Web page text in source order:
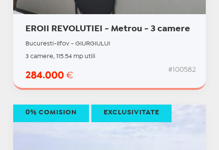
EROII REVOLUTIEI - Metrou - 3 camere
Bucuresti-Ilfov - GIURGIULUI
3 camere, 115.54 mp utili
284.000 €
#100582
0% COMISION EXCLUSIVITATE